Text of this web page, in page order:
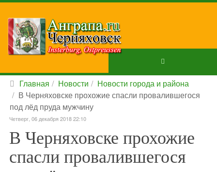
Главная Новости
Новости города и района
В Черняховске прохожие спасли провалившегося
под лёд пруда мужчину
Четверг, 06 декабря 2018 22:10
В Черняховске прохожие
спасли провалившегося